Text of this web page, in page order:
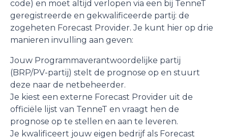
code) en moet altijd verlopen via een bij TenneT
geregistreerde en gekwalificeerde partij: de
zogeheten Forecast Provider. Je kunt hier op drie
manieren invulling aan geven:
Jouw Programmaverantwoordelijke partij
(BRP/PV-partij) stelt de prognose op en stuurt
deze naar de netbeheerder.
Je kiest een externe Forecast Provider uit de
officiële lijst van TenneT en vraagt hen de
prognose op te stellen en aan te leveren.
Je kwalificeert jouw eigen bedrijf als Forecast